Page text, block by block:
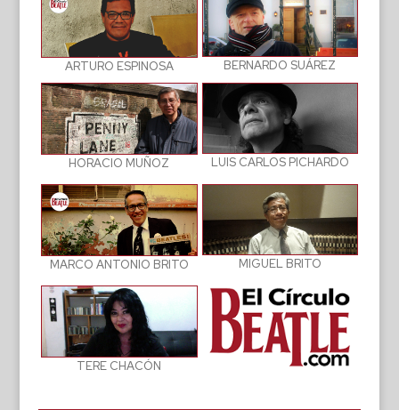
ARTURO ESPINOSA BERNARDO SUÁREZ
HORACIO MUÑOZ LUIS CARLOS PICHARDO
MARCO ANTONIO BRITO MIGUEL BRITO
TERE CHACÓN